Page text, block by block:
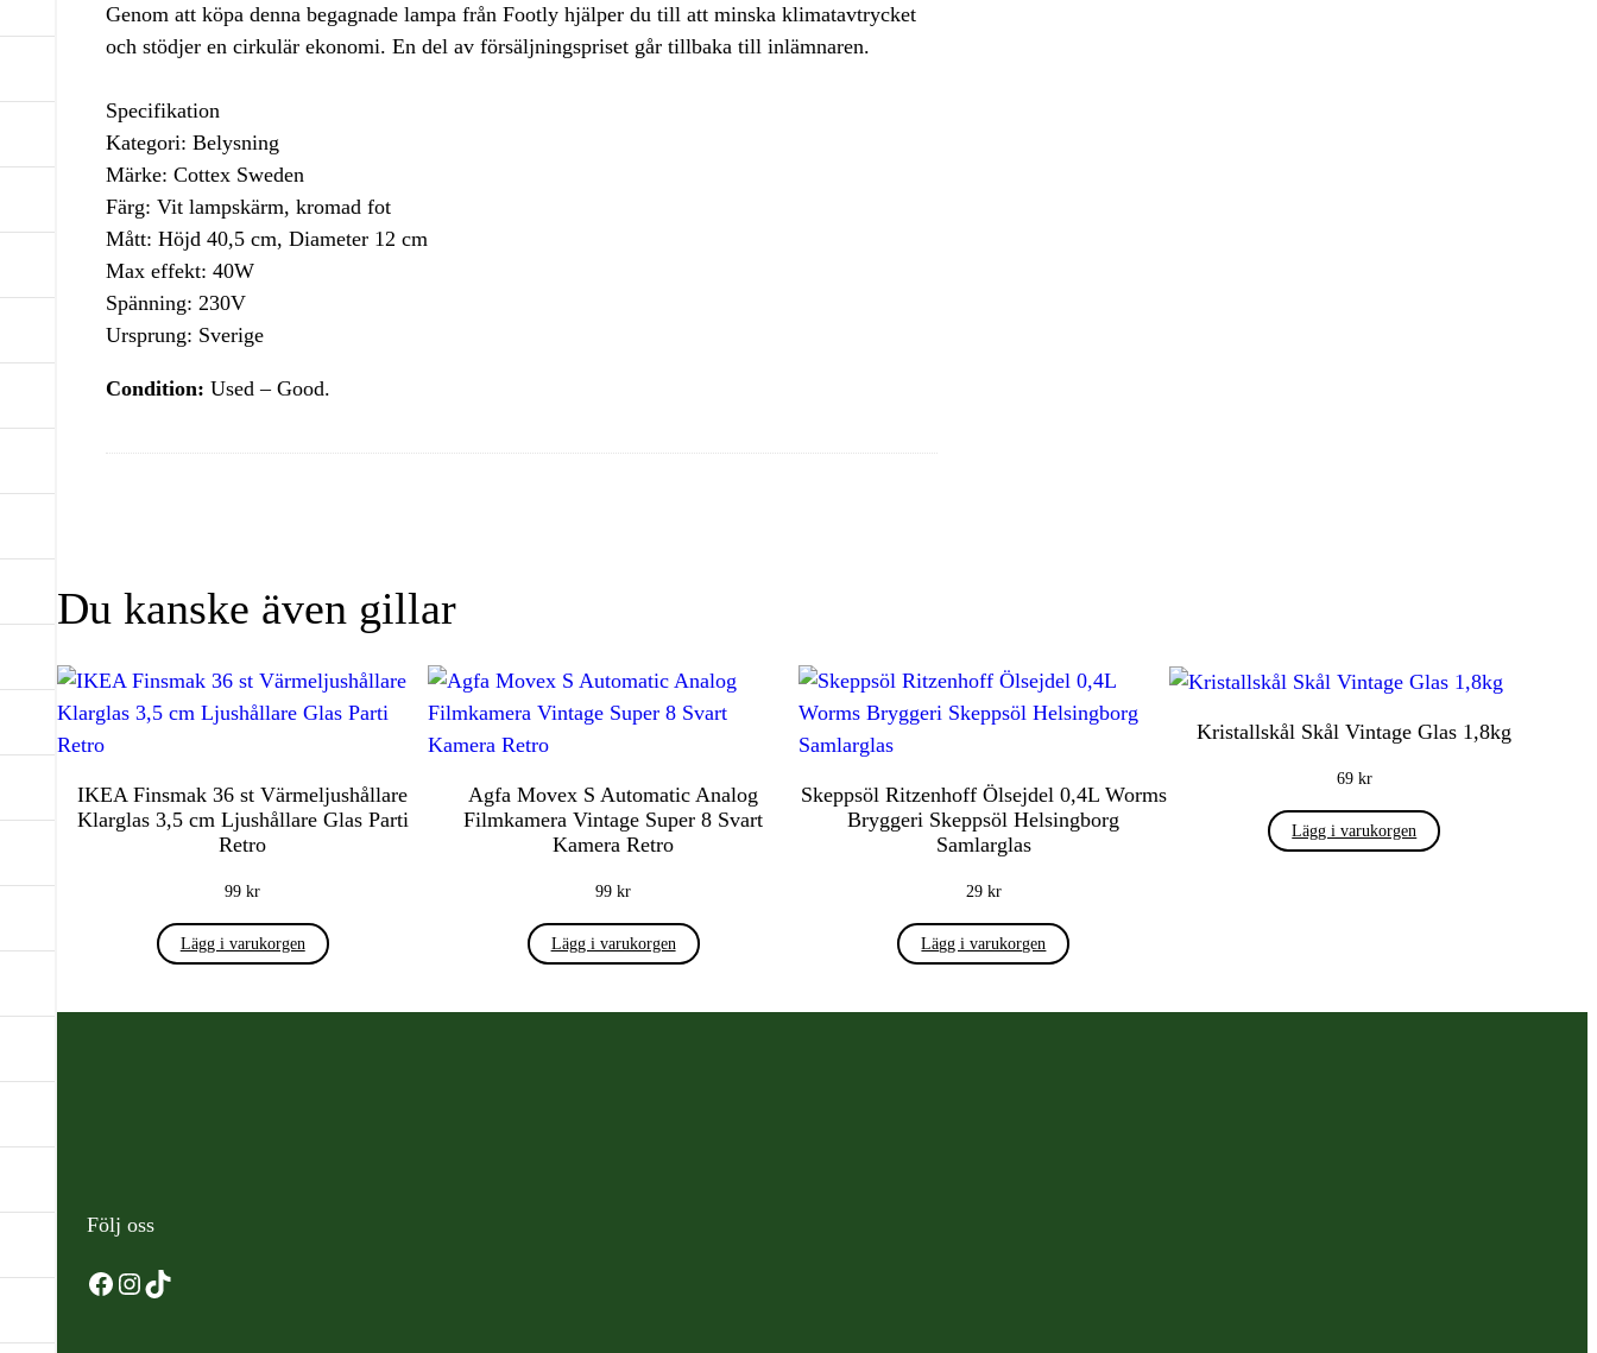
Genom att köpa denna begagnade lampa från Footly hjälper du till att minska klimatavtrycket
och stödjer en cirkulär ekonomi. En del av försäljningspriset går tillbaka till inlämnaren.
Specifikation
Kategori: Belysning
Märke: Cottex Sweden
Färg: Vit lampskärm, kromad fot
Mått: Höjd 40,5 cm, Diameter 12 cm
Max effekt: 40W
Spänning: 230V
Ursprung: Sverige
Condition: Used – Good.
Du kanske även gillar
IKEA Finsmak 36 st Värmeljushållare
Klarglas 3,5 cm Ljushållare Glas Parti
Retro
99kr
Lägg i varukorgen
Agfa Movex S Automatic Analog
Filmkamera Vintage Super 8 Svart
Kamera Retro
99kr
Lägg i varukorgen
Skeppsöl Ritzenhoff Ölsejdel 0,4L Worms
Bryggeri Skeppsöl Helsingborg
Samlarglas
29 kr
Lägg i varukorgen
Kristallskål Skål Vintage Glas 1,8kg
69 kr
Lägg i varukorgen
Följ oss
Facebook
Instagram
TikTok